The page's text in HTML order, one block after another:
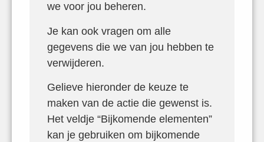
we voor jou beheren.
Je kan ook vragen om alle
gegevens die we van jou hebben te
verwijderen.
Gelieve hieronder de keuze te
maken van de actie die gewenst is.
Het veldje “Bijkomende elementen”
kan je gebruiken om bijkomende